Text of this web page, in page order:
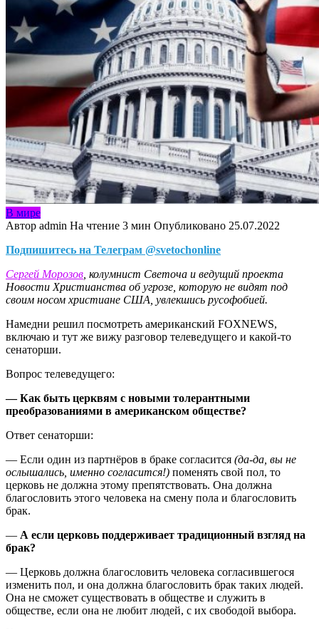
В мире
Автор admin На чтение 3 мин Опубликовано 25.07.2022
Подпишитесь на Телеграм @svetochonline
Сергей Морозов , колумнист Светоча и ведущий проекта
Новости Христианства об угрозе, которую не видят под
своим носом христиане США, увлекшись русофобией.
Намедни решил посмотреть американский FOXNEWS,
включаю и тут же вижу разговор телеведущего и какой-то
сенаторши.
Вопрос телеведущего:
— Как быть церквям с новыми толерантными
преобразованиями в американском обществе?
Ответ сенаторши:
— Если один из партнёров в браке согласится (да-да, вы не
ослышались, именно согласится!) поменять свой пол, то
церковь не должна этому препятствовать. Она должна
благословить этого человека на смену пола и благословить
брак.
— А если церковь поддерживает традиционный взгляд на
брак?
— Церковь должна благословить человека согласившегося
изменить пол, и она должна благословить брак таких людей.
Она не сможет существовать в обществе и служить в
обществе, если она не любит людей, с их свободой выбора.